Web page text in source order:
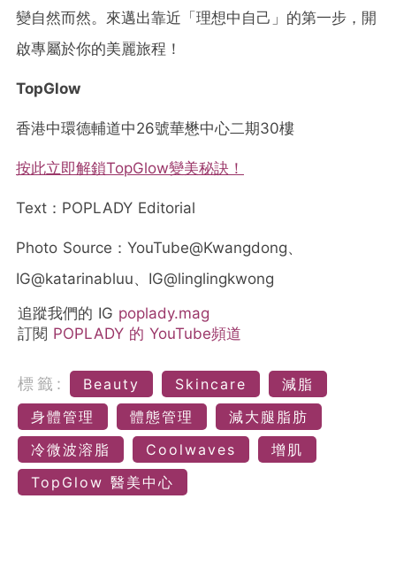
變自然而然。來邁出靠近「理想中自己」的第一步，開
啟專屬於你的美麗旅程！
TopGlow
香港中環德輔道中26號華懋中心二期30樓
按此立即解鎖TopGlow變美秘訣！
Text：POPLADY Editorial
Photo Source：YouTube@Kwangdong、
IG@katarinabluu、IG@linglingkwong
追蹤我們的 IG poplady.mag
訂閱 POPLADY 的 YouTube頻道
標籤: Beauty Skincare
減脂
身體管理
體態管理
減大腿脂肪
冷微波溶脂
Coolwaves
增肌
TopGlow 醫美中心